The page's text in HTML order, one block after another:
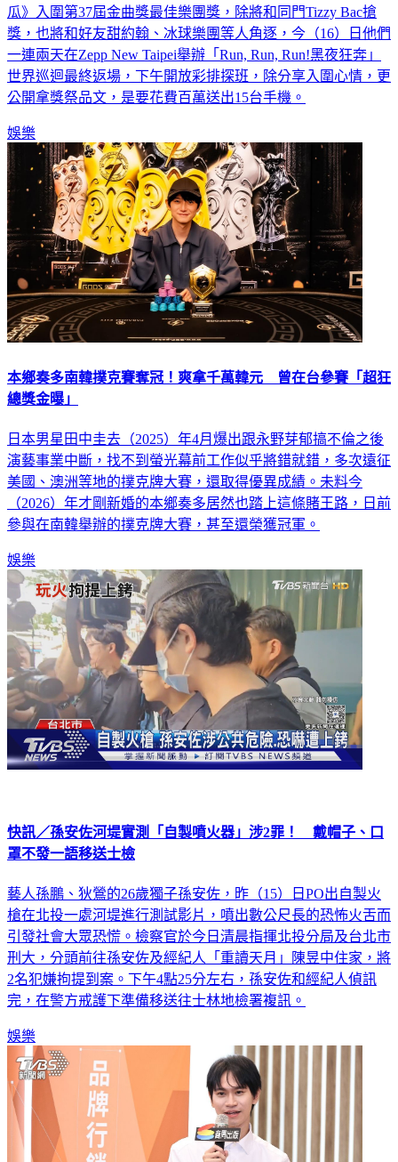
瓜》入圍第37屆金曲獎最佳樂團獎，除將和同門Tizzy Bac搶
獎，也將和好友甜約翰、冰球樂團等人角逐，今（16）日他們
一連兩天在Zepp New Taipei舉辦「Run, Run, Run!黑夜狂奔」
世界巡迴最終返場，下午開放彩排探班，除分享入圍心情，更
公開拿獎祭品文，是要花費百萬送出15台手機。
娛樂
本鄉奏多南韓撲克賽奪冠！爽拿千萬韓元 曾在台參賽「超狂
總獎金曝」
日本男星田中圭去（2025）年4月爆出跟永野芽郁搞不倫之後
演藝事業中斷，找不到螢光幕前工作似乎將錯就錯，多次遠征
美國、澳洲等地的撲克牌大賽，還取得優異成績。未料今
（2026）年才剛新婚的本鄉奏多居然也踏上這條賭王路，日前
參與在南韓舉辦的撲克牌大賽，甚至還榮獲冠軍。
娛樂
快訊／孫安佐河堤實測「自製噴火器」涉2罪！ 戴帽子、口
罩不發一語移送士檢
藝人孫鵬、狄鶯的26歲獨子孫安佐，昨（15）日PO出自製火
槍在北投一處河堤進行測試影片，噴出數公尺長的恐怖火舌而
引發社會大眾恐慌。檢察官於今日清晨指揮北投分局及台北市
刑大，分頭前往孫安佐及經紀人「重讀天月」陳昱中住家，將
2名犯嫌拘提到案。下午4點25分左右，孫安佐和經紀人偵訊
完，在警方戒護下準備移送往士林地檢署複訊。
娛樂